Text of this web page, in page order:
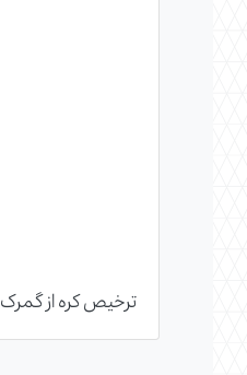
ترخیص کره از گمرک